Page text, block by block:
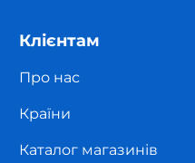
Клієнтам
Про нас
Країни
Каталог магазинів